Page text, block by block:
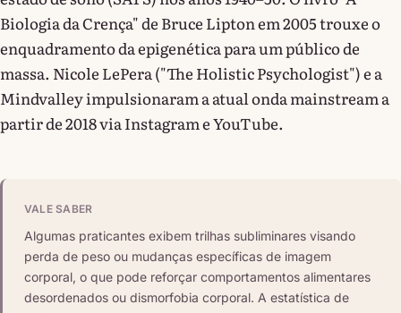
Biologia da Crença" de Bruce Lipton em 2005 trouxe o
enquadramento da epigenética para um público de
massa. Nicole LePera ("The Holistic Psychologist") e a
Mindvalley impulsionaram a atual onda mainstream a
partir de 2018 via Instagram e YouTube.
VALE SABER
Algumas praticantes exibem trilhas subliminares visando
perda de peso ou mudanças específicas de imagem
corporal, o que pode reforçar comportamentos alimentares
desordenados ou dismorfobia corporal. A estatística de